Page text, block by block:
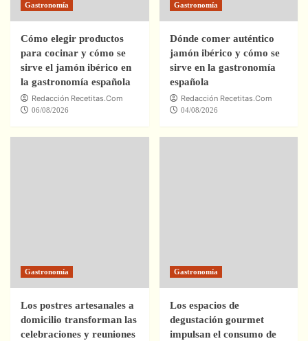
Gastronomía
Cómo elegir productos
para cocinar y cómo se
sirve el jamón ibérico en
la gastronomía española
Redacción Recetitas.Com
06/08/2026
Gastronomía
Dónde comer auténtico
jamón ibérico y cómo se
sirve en la gastronomía
española
Redacción Recetitas.Com
04/08/2026
Gastronomía
Los postres artesanales a
domicilio transforman las
celebraciones y reuniones
Gastronomía
Los espacios de
degustación gourmet
impulsan el consumo de